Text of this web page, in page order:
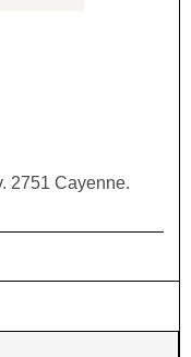
2751 Cayenne.